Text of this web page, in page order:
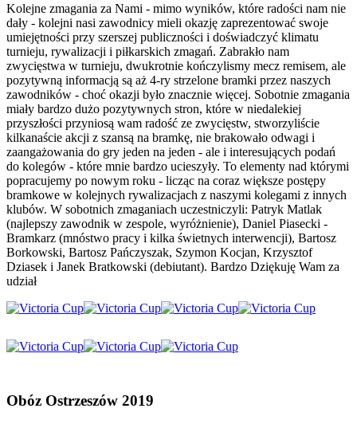
Kolejne zmagania za Nami - mimo wyników, które radości nam nie
dały - kolejni nasi zawodnicy mieli okazję zaprezentować swoje
umiejętności przy szerszej publiczności i doświadczyć klimatu
turnieju, rywalizacji i piłkarskich zmagań. Zabrakło nam
zwycięstwa w turnieju, dwukrotnie kończylismy mecz remisem, ale
pozytywną informacją są aż 4-ry strzelone bramki przez naszych
zawodników - choć okazji było znacznie więcej. Sobotnie zmagania
miały bardzo dużo pozytywnych stron, które w niedalekiej
przyszłości przyniosą wam radość ze zwycięstw, stworzyliście
kilkanaście akcji z szansą na bramkę, nie brakowało odwagi i
zaangażowania do gry jeden na jeden - ale i interesujących podań
do kolegów - które mnie bardzo ucieszyły. To elementy nad którymi
popracujemy po nowym roku - licząc na coraz większe postępy
bramkowe w kolejnych rywalizacjach z naszymi kolegami z innych
klubów. W sobotnich zmaganiach uczestniczyli: Patryk Matlak
(najlepszy zawodnik w zespole, wyróżnienie), Daniel Piasecki -
Bramkarz (mnóstwo pracy i kilka świetnych interwencji), Bartosz
Borkowski, Bartosz Pańczyszak, Szymon Kocjan, Krzysztof
Dziasek i Janek Bratkowski (debiutant). Bardzo Dziękuję Wam za
udział
Obóz Ostrzeszów 2019